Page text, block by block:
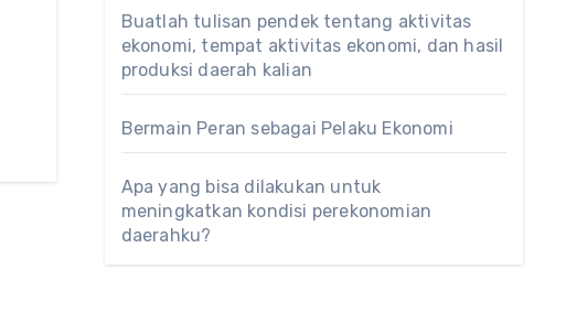
Buatlah tulisan pendek tentang aktivitas
ekonomi, tempat aktivitas ekonomi, dan hasil
produksi daerah kalian
Bermain Peran sebagai Pelaku Ekonomi
Apa yang bisa dilakukan untuk
meningkatkan kondisi perekonomian
daerahku?